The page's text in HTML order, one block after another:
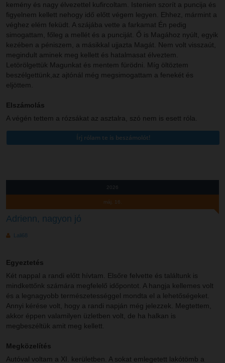
kemény és nagy élvezettel kufircoltam. Istenien szorít a puncija és
figyelnem kellett nehogy idő előtt végem legyen. Ehhez, mármint a
véghez elém feküdt. A szájába vette a farkamat Én pedig
simogattam, főleg a mellét és a punciját. Ő is Magához nyúlt, egyik
kezében a péniszem, a másikkal ujjazta Magát. Nem volt visszaút,
megindult aminek meg kellett és hatalmasat élveztem.
Letörölgettük Magunkat és mentem fürödni. Míg öltöztem
beszélgettünk,az ajtónál még megsimogattam a fenekét és
eljöttem.
Elszámolás
A végén tettem a rózsákat az asztalra, szó nem is esett róla.
2026
máj. 16.
Adrienn, nagyon jó
Lali68
Egyeztetés
Két nappal a randi előtt hívtam. Elsőre felvette és találtunk is
mindkettőnk számára megfelelő időpontot. A hangja kellemes volt
és a legnagyobb természetességgel mondta el a lehetőségeket.
Annyi kérése volt, hogy a randi napján még jelezzek. Megtettem,
akkor éppen valamilyen üzletben volt, de ha halkan is
megbeszéltük amit meg kellett.
Megközelítés
Autóval voltam a XI. kerületben. A sokat emlegetett lakótömb a